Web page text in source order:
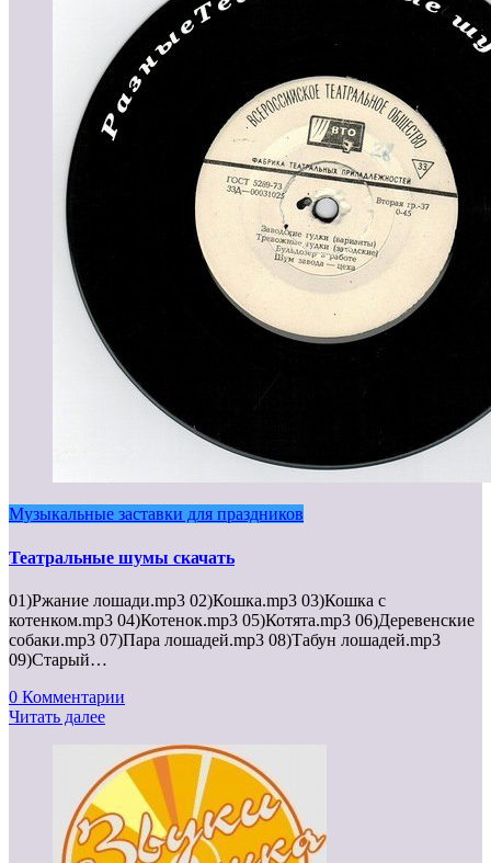
Музыкальные заставки для праздников
Театральные шумы скачать
01)Ржание лошади.mp3 02)Кошка.mp3 03)Кошка с
котенком.mp3 04)Котенок.mp3 05)Котята.mp3 06)Деревенские
собаки.mp3 07)Пара лошадей.mp3 08)Табун лошадей.mp3
09)Старый…
0 Комментарии
Читать далее